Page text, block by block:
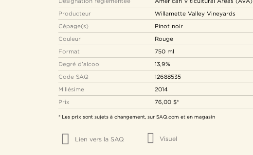
Producteur
Willamette Valley Vineyards
Cépage(s)
Pinot noir
Couleur
Rouge
Format
750 ml
Degré d’alcool
13,9%
Code SAQ
12688535
Millésime
2014
Prix
76,00 $*
* Les prix sont sujets à changement, sur SAQ.com et en magasin
Lien vers la SAQ Visuel